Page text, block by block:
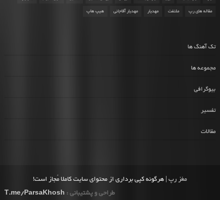
مقاله های رپ ملتفت مهدیار مهدیار آقاجانی هیپ هاپ
تک آهنگ ها
مجموعه ها
بیوگرافی
تفسیر
مقالات
مغز رپ | هرگونه کپی برداری از محتوای سایت کاملا مُجاز است!
طراحی و پشتیبانی : T.me/ParsaKhosh